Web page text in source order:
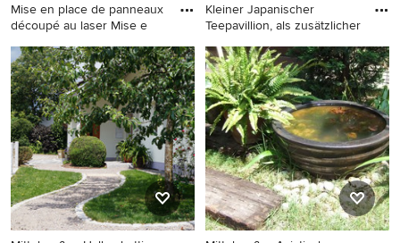
Mise en place de panneaux
découpé au laser Mise e
Mittelgroßer, Halbschattiger
Moderner Vorgarten im
Sommer mit Sichtschutz und
Dielen in Toulouse
Kleiner Japanischer
Teepavillion, als zusätzlicher
Mittelgroßer, Schattiger
Asiatischer Garten mit Dielen
in Hamburg